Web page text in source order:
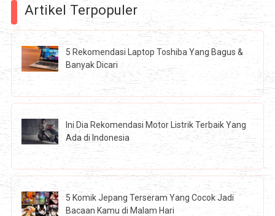
Artikel Terpopuler
5 Rekomendasi Laptop Toshiba Yang Bagus &
Banyak Dicari
Ini Dia Rekomendasi Motor Listrik Terbaik Yang
Ada di Indonesia
5 Komik Jepang Terseram Yang Cocok Jadi
Bacaan Kamu di Malam Hari